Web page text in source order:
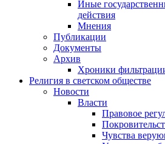
Иные
действия
Мнения
Публикации
Документы
Архив
Хроники
Религия в светском обществе
Новости
Власти
Правовое
Чувства